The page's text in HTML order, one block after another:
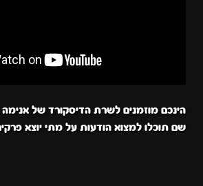
הינכם מוזמנים לשרת הדיסקורד של
שם תוכלו למצוא הודעות על מתי יוצא